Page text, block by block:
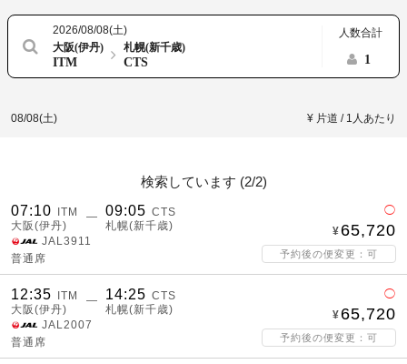
2026/08/08(土)
大阪(伊丹)
ITM
札幌(新千歳)
CTS
人数合計
1
08/08(土) ¥ 片道 / 1人あたり
検索しています (2/2)
07:10
ITM
大阪(伊丹)
― 09:05 CTS
札幌(新千歳)
JAL3911
普通席
◯
65,720
予約後の便変更：可
12:35
ITM
大阪(伊丹)
― 14:25 CTS
札幌(新千歳)
JAL2007
普通席
◯
65,720
予約後の便変更：可